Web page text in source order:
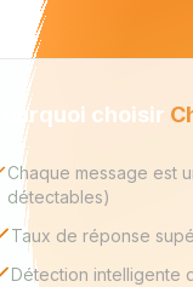
Pourquoi choisir
Chaque message est
détectables)
Taux de réponse
Détection intelligente